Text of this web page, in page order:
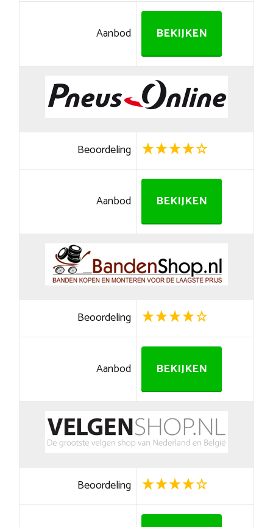
Aanbod BEKIJKEN
Beoordeling
Aanbod BEKIJKEN
Beoordeling
Aanbod BEKIJKEN
Beoordeling